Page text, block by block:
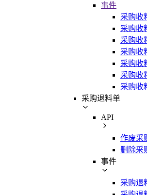
事件
采购收
采购收
采购收
采购收
采购收
采购收
采购收
采购退料单
API
作废采
删除采
事件
采购退